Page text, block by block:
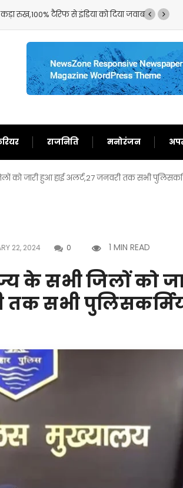
रुख,100% टैरिफ से इंडिया को दिया जवाब
राजनिति मनोरंजन
को जारी हुआ हाई अलर्ट,27 जनवरी तक सभी
22, 2024 0 1 MIN READ
के सभी जिलों को
तक सभी